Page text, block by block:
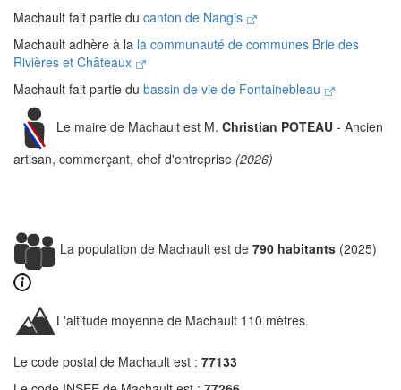
Machault fait partie du canton de Nangis
Machault adhère à la la communauté de communes Brie des
Rivières et Châteaux
Machault fait partie du bassin de vie de Fontainebleau
Le maire de Machault est M. Christian POTEAU - Ancien
artisan, commerçant, chef d'entreprise (2026)
La population de Machault est de 790 habitants (2025)
L'altitude moyenne de Machault 110 mètres.
Le code postal de Machault est : 77133